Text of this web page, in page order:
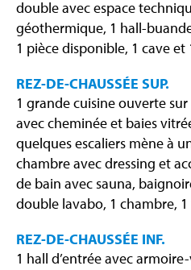
double avec espace
géothermique, 1 hall-
1 pièce disponible, 1 cave et
REZ-DE-CHAUSSÉE SUP.
1 grande cuisine ouverte
avec cheminée et baies
quelques escaliers mène à
chambre avec dressing et
de bain avec sauna,
double lavabo, 1 chambre,
REZ-DE-CHAUSSÉE INF.
1 hall d’entrée avec